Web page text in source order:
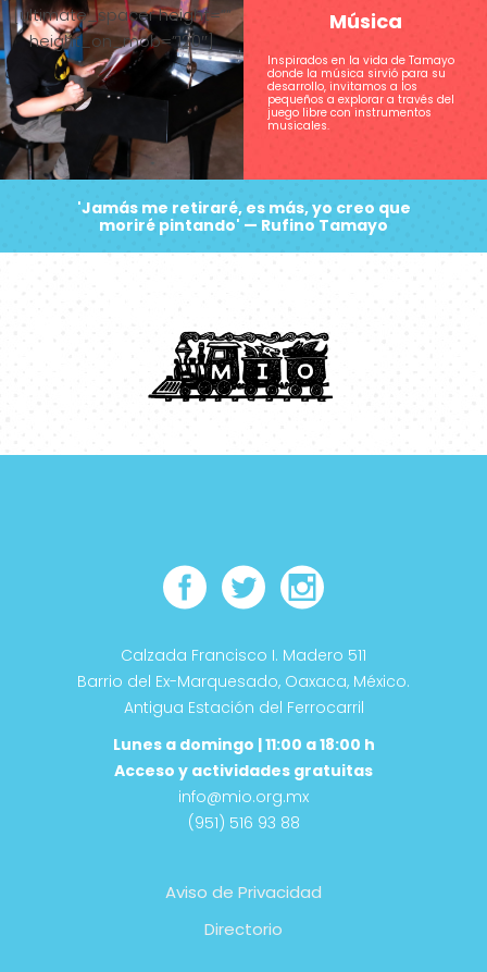
[ultimate_spacer height=””
height_on_mob=”120″]
Música
Inspirados en la vida de Tamayo
donde la música sirvió para su
desarrollo, invitamos a los
pequeños a explorar a través del
juego libre con instrumentos
musicales.
'Jamás me retiraré, es más, yo creo que
moriré pintando' — Rufino Tamayo
Calzada Francisco I. Madero 511
Barrio del Ex-Marquesado, Oaxaca, México.
Antigua Estación del Ferrocarril
Lunes a domingo | 11:00 a 18:00 h
Acceso y actividades gratuitas
info@mio.org.mx
(951) 516 93 88
Aviso de Privacidad
Directorio